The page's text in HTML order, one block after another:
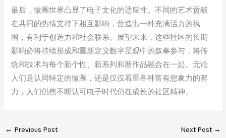
最后，微圈世界凸显了电子文化的适应性。不同的艺术贡献
在共同的热情支持下相互影响，营造出一种充满活力的氛
围，有利于创造力和社会联系。展望未来，这些社区的长期
影响必将持续形成和重新定义数字景观中的叙事参与，将传
统和技术与每个新个性、新系列和新作品融合在一起。无论
人们是认同特定的微圈，还是仅仅看重各种富有想象力的努
力，人们仍然不断认可电子时代仍在成长的社区精神。
← Previous Post Next Post →